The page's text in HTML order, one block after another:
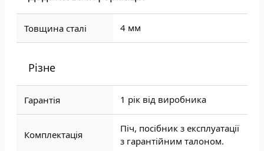
Товщина сталі 4 мм
Різне
Гарантія 1 рік від виробника
Комплектація
Піч, посібник з експлуатації
з гарантійним талоном.